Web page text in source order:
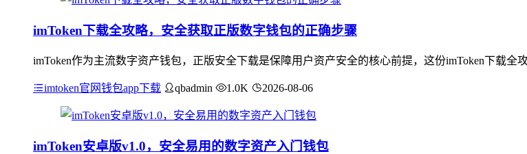
imToken下载全攻略，安全获取正版数字钱包的正确步骤
imToken作为主流数字资产钱包，正版安全下载是保障用户资产安全的核心前提，这份imToken下载
imtoken官网钱包app下载 qbadmin 1.0K 2026-08-06
imToken安卓版v1.0，安全易用的数字资产入门钱包